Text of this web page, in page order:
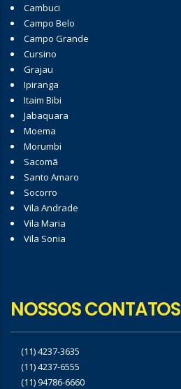
Cambuci
Campo Belo
Campo Grande
Cursino
Grajau
Ipiranga
Itaim Bibi
Jabaquara
Moema
Morumbi
Sacomã
Santo Amaro
Socorro
Vila Andrade
Vila Maria
Vila Sonia
NOSSOS CONTATOS
(11) 4237-3635
(11) 4237-6555
(11) 94786-6660